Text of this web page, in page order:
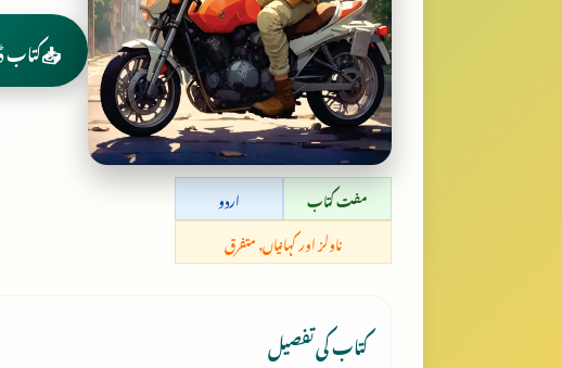
مفت کتاب
اردو
ناولز اور کہانیاں, متفرق
📥کتاب
کتاب کی تفصیل